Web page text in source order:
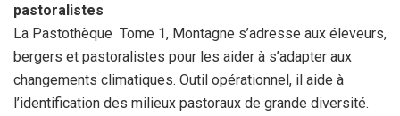
pastoralistes
La Pastothèque Tome 1, Montagne s’adresse aux éleveurs,
bergers et pastoralistes pour les aider à s’adapter aux
changements climatiques. Outil opérationnel, il aide à
l’identification des milieux pastoraux de grande diversité.